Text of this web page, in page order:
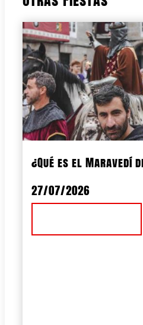
¿Qué es el Maravedí
27/07/2026